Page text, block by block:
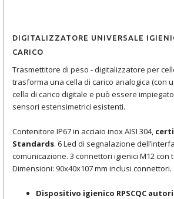
DIGITALIZZATORE UNIVERSALE
CARICO
Trasmettitore di peso - digitalizzatore per
trasforma una cella di carico analogica (con
cella di carico digitale e può essere
sensori estensimetrici esistenti.
Contenitore IP67 in acciaio inox AISI 304,
Standards. 6 Led di segnalazione
comunicazione. 3 connettori igienici M12 con
Dimensioni: 90x40x107 mm inclusi connettori.
Dispositivo igienico RPSCQC